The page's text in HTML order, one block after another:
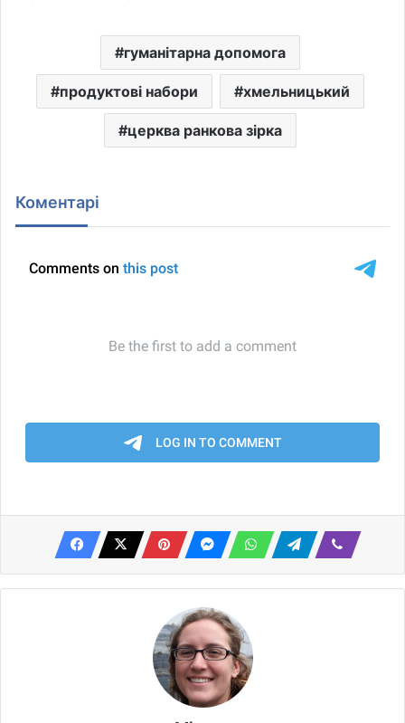
гуманітарна допомога
продуктові набори хмельницький
церква ранкова зірка
Коментарі